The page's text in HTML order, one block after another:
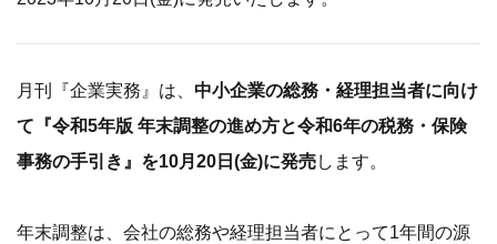
月刊『企業実務』は、 中小企業の総務・経理担当者に向け
て『令和5年版 年末調整の進め方と令和6年の税務・保険
事務の手引き』を10月20日(金)に発売します。
年末調整は、会社の総務や経理担当者にとって1年間の源